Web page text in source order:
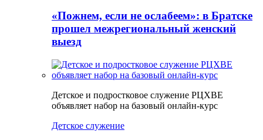
«Пожнем, если не ослабеем»: в Братске
прошел межрегиональный женский
выезд
Детское и подростковое служение РЦХВЕ
объявляет набор на базовый онлайн-курс
Детское служение